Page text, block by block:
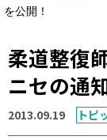
特集
国家試験対策
学会・セミナー
を公開！
柔道整復
ニセの通
2013.09.19 トピ